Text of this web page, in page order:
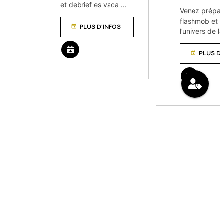
et debrief es vaca ...
event PLUS D'INFOS
Venez
flashmob et
l’univers de
event PLUS